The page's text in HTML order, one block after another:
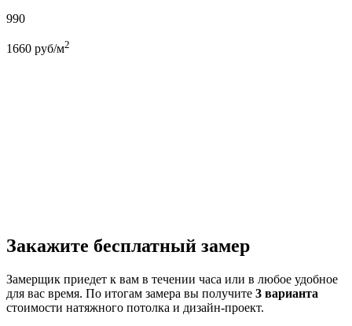
990
1660 руб/м2
Закажите бесплатный замер
Замерщик приедет к вам в течении часа или в любое удобное
для вас время. По итогам замера вы получите 3 варианта
стоимости натяжного потолка и дизайн-проект.